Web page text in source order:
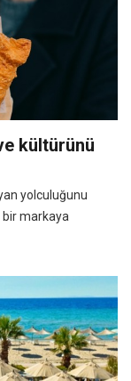
kültürünü
yolculuğunu
markaya